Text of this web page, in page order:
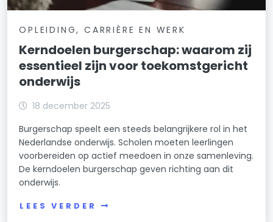
OPLEIDING, CARRIÈRE EN WERK
Kerndoelen burgerschap: waarom zij
essentieel zijn voor toekomstgericht
onderwijs
18 december 2025
Burgerschap speelt een steeds belangrijkere rol in het
Nederlandse onderwijs. Scholen moeten leerlingen
voorbereiden op actief meedoen in onze samenleving.
De kerndoelen burgerschap geven richting aan dit
onderwijs.
LEES VERDER